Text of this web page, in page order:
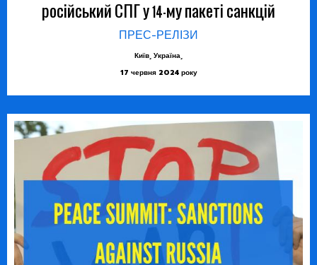
російський СПГ у 14-му пакеті санкцій
ПРЕС-РЕЛІЗИ
Київ, Україна,
17 червня 2024 року